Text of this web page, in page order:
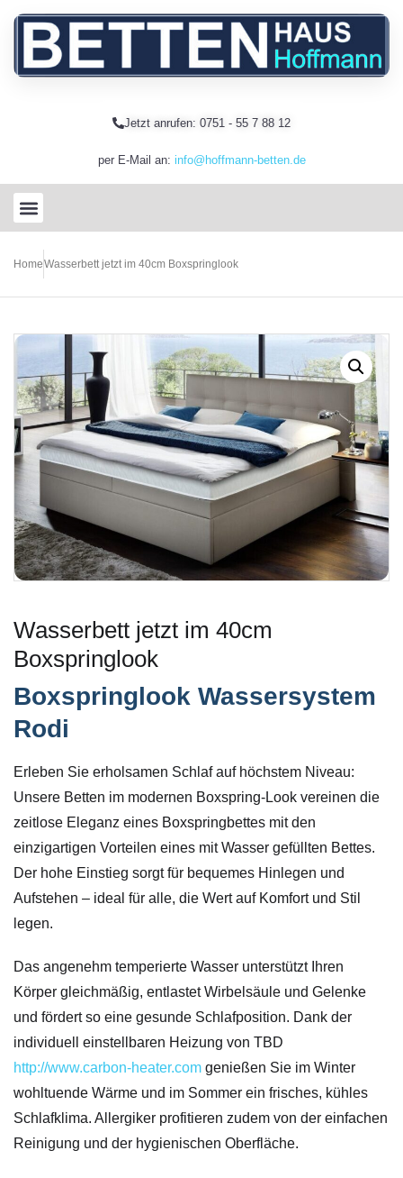
Jetzt anrufen: 0751 - 55 7 88 12
per E-Mail an: info@hoffmann-betten.de
HomeWasserbett jetzt im 40cm Boxspringlook
Wasserbett jetzt im 40cm
Boxspringlook
Boxspringlook Wassersystem
Rodi
Erleben Sie erholsamen Schlaf auf höchstem Niveau:
Unsere Betten im modernen Boxspring-Look vereinen die
zeitlose Eleganz eines Boxspringbettes mit den
einzigartigen Vorteilen eines mit Wasser gefüllten Bettes.
Der hohe Einstieg sorgt für bequemes Hinlegen und
Aufstehen – ideal für alle, die Wert auf Komfort und Stil
legen.
Das angenehm temperierte Wasser unterstützt Ihren
Körper gleichmäßig, entlastet Wirbelsäule und Gelenke
und fördert so eine gesunde Schlafposition. Dank der
individuell einstellbaren Heizung von TBD
http://www.carbon-heater.com genießen Sie im Winter
wohltuende Wärme und im Sommer ein frisches, kühles
Schlafklima. Allergiker profitieren zudem von der einfachen
Reinigung und der hygienischen Oberfläche.